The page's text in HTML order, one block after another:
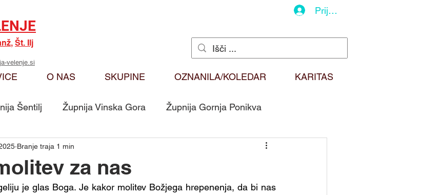
, Št. Ilj
velenje.si
Prijava
O NAS SKUPINE OZNANILA/KOLEDAR KARITAS
Šentilj Župnija Vinska Gora Župnija Gornja Ponikva
Karitas Duhovna misel
- Ključarji Sv. Martin Skupina - Pritrkovalci Sv. Martin
za nas
Branje traja 1 min
je glas Boga. Je kakor molitev Božjega hrepenenja, da bi nas